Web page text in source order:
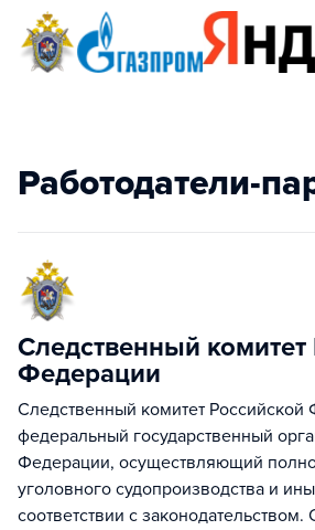
Работодатели-
Следственный комитет
Федерации
Следственный комитет
федеральный государственный
Федерации, осуществляющий
уголовного судопроизводства и
соответствии с